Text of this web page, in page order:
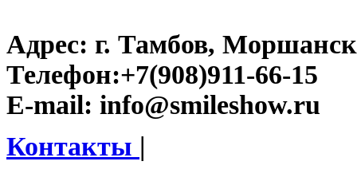
Адрес: г. Тамбов,
Телефон:+7(908)911-66-15
E-mail: info@smileshow.ru
Контакты |